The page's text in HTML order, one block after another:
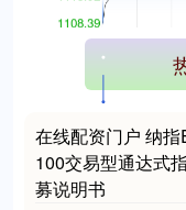
创业板指
在线配资门户 纳
100交易型通达式
募说明书